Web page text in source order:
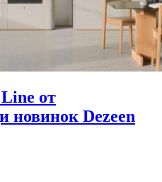
от
новинок Dezeen